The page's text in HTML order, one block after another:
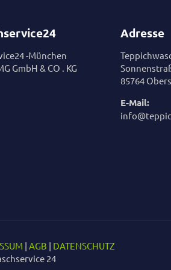
-München
GmbH & CO . KG
Adresse
85764
E-Mail:
| AGB | DATENSCHUTZ
24